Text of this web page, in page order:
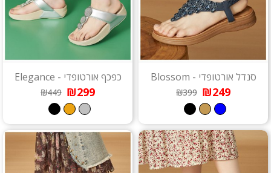
סנדל אורטופדי - Blossom
₪249
₪399
כפכף אורטופדי - Elegance
₪299
₪449